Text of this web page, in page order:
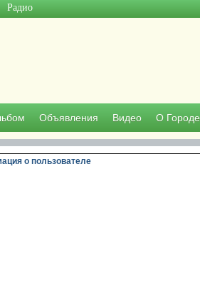
Радио
Объявления Видео О Городе
о пользователе